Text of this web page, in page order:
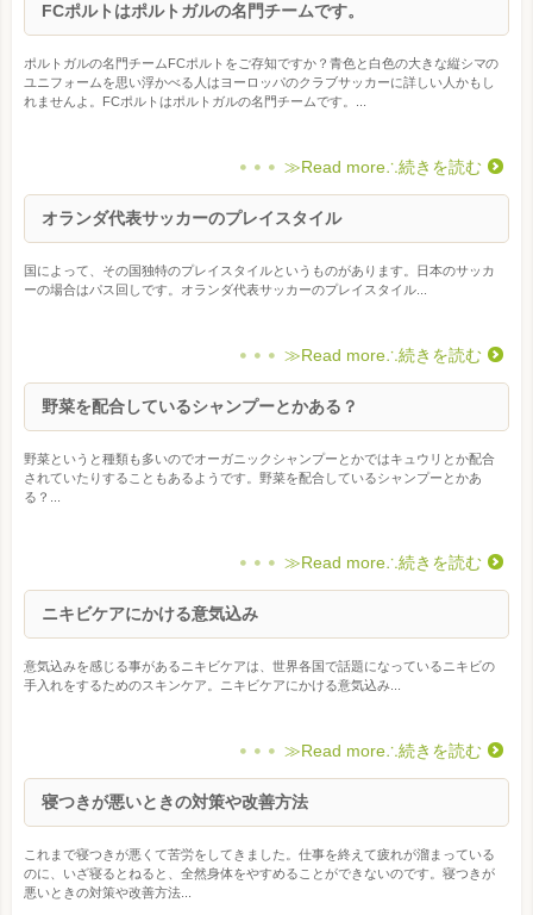
FCポルトはポルトガルの名門チームです。
ポルトガルの名門チームFCポルトをご存知ですか？青色と白色の大きな縦シマの
ユニフォームを思い浮かべる人はヨーロッパのクラブサッカーに詳しい人かもし
れませんよ。FCポルトはポルトガルの名門チームです。...
≫Read more∴続きを読む
オランダ代表サッカーのプレイスタイル
国によって、その国独特のプレイスタイルというものがあります。日本のサッカ
ーの場合はパス回しです。オランダ代表サッカーのプレイスタイル...
≫Read more∴続きを読む
野菜を配合しているシャンプーとかある？
野菜というと種類も多いのでオーガニックシャンプーとかではキュウリとか配合
されていたりすることもあるようです。野菜を配合しているシャンプーとかあ
る？...
≫Read more∴続きを読む
ニキビケアにかける意気込み
意気込みを感じる事があるニキビケアは、世界各国で話題になっているニキビの
手入れをするためのスキンケア。ニキビケアにかける意気込み...
≫Read more∴続きを読む
寝つきが悪いときの対策や改善方法
これまで寝つきが悪くて苦労をしてきました。仕事を終えて疲れが溜まっている
のに、いざ寝るとねると、全然身体をやすめることができないのです。寝つきが
悪いときの対策や改善方法...